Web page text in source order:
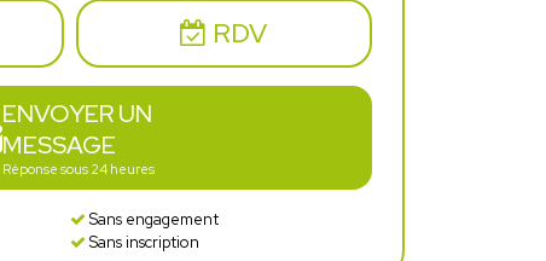
RDV
ENVOYER UN
MESSAGE
Réponse sous 24 heures
Sans engagement
Sans inscription